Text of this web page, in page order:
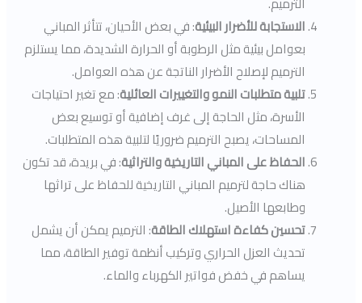
الاستجابة للأضرار البيئية: في بعض الأحيان، تتأثر المباني
بعوامل بيئية مثل الرطوبة أو الحرارة الشديدة، مما يستلزم
الترميم لإصلاح الأضرار الناتجة عن هذه العوامل.
تلبية متطلبات النمو والتغييرات العائلية: مع تغير احتياجات
الأسرة، مثل الحاجة إلى غرف إضافية أو توسيع بعض
المساحات، يصبح الترميم ضروريًا لتلبية هذه المتطلبات.
الحفاظ على المباني التاريخية والتراثية: في بريدة، قد تكون
هناك حاجة لترميم المباني التاريخية للحفاظ على تراثها
وطابعها الأصيل.
تحسين كفاءة استهلاك الطاقة: الترميم يمكن أن يشمل
تحديث العزل الحراري وتركيب أنظمة توفير الطاقة، مما
يساهم في خفض فواتير الكهرباء والماء.